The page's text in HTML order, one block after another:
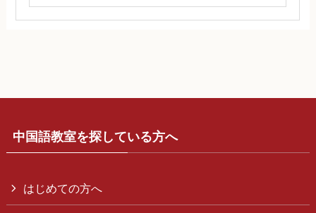
中国語教室を探している方へ
はじめての方へ